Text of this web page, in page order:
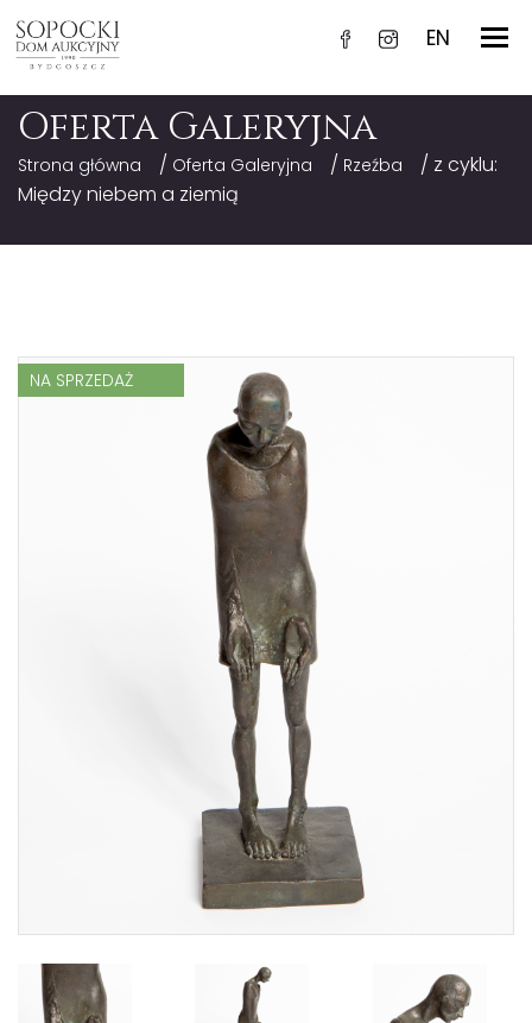
EN
Oferta Galeryjna
Strona główna / Oferta Galeryjna / Rzeźba
/ z cyklu:
Między niebem a ziemią
NA SPRZEDAŻ